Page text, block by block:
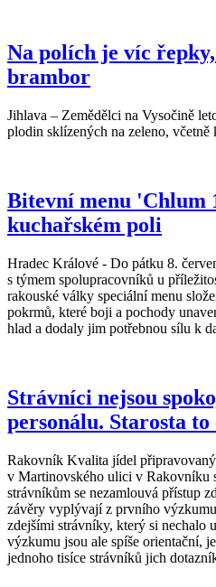
Na polích je víc
brambor
Jihlava – Zemědělci na Vysočině
plodin sklízených na zeleno, včetně
Bitevní menu 'Chlum
kuchařském poli
Hradec Králové - Do pátku 8.
s týmem spolupracovníků u
rakouské války speciální menu
pokrmů, které boji a pochody
hlad a dodaly jim potřebnou sílu k
Strávníci nejsou
personálu. Starosta
Rakovník Kvalita jídel
v Martinovského ulici v Rakovníku
strávníkům se nezamlouvá přístup
závěry vyplývají z prvního
zdejšími strávníky, který si nechalo
výzkumu jsou ale spíše orientační,
jednoho tisíce strávníků jich